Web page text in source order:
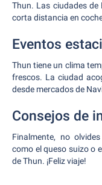
Thun. Las ciudades
corta distancia en
Eventos
Thun tiene un clima
frescos. La ciudad
desde mercados de
Consejos de
Finalmente, no
como el queso suizo o
de Thun. ¡Feliz viaje!